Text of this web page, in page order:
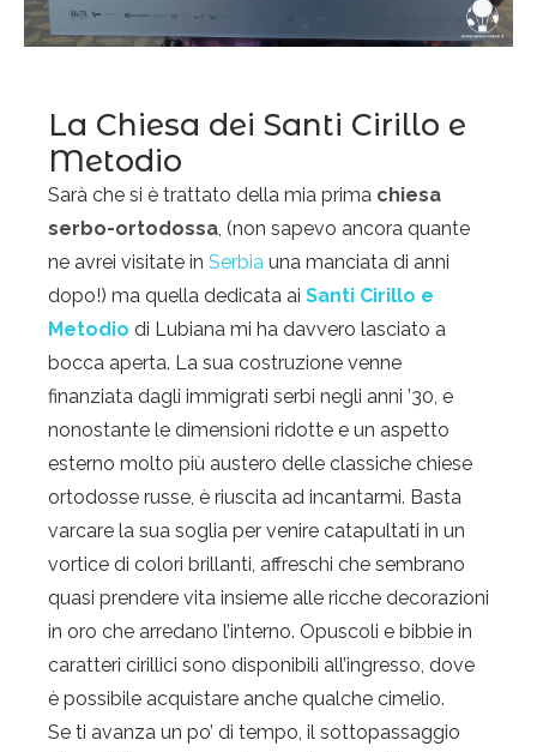
La Chiesa dei Santi Cirillo e
Metodio
Sarà che si è trattato della mia prima chiesa
serbo-ortodossa , (non sapevo ancora quante
ne avrei visitate in Serbia una manciata di anni
dopo!) ma quella dedicata ai Santi Cirillo e
Metodio di Lubiana mi ha davvero lasciato a
bocca aperta. La sua costruzione venne
finanziata dagli immigrati serbi negli anni ’30, e
nonostante le dimensioni ridotte e un aspetto
esterno molto più austero delle classiche chiese
ortodosse russe, è riuscita ad incantarmi. Basta
varcare la sua soglia per venire catapultati in un
vortice di colori brillanti, affreschi che sembrano
quasi prendere vita insieme alle ricche decorazioni
in oro che arredano l’interno. Opuscoli e bibbie in
caratteri cirillici sono disponibili all’ingresso, dove
è possibile acquistare anche qualche cimelio.
Se ti avanza un po’ di tempo, il sottopassaggio